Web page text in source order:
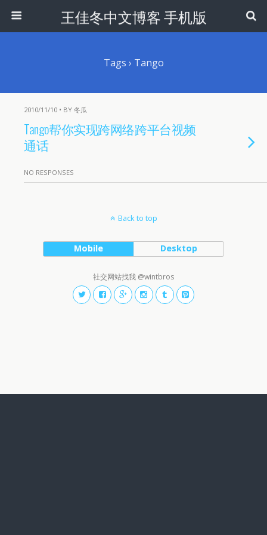
王佳冬中文博客 手机版
Tags › Tango
2010/11/10 • BY 冬瓜
Tango帮你实现跨网络跨平台视频
通话
NO RESPONSES
Back to top
Mobile Desktop
社交网站找我 @wintbros